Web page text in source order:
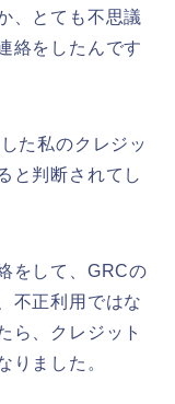
、とても不思議
絡をしたんです
た私のクレジッ
と判断されてし
をして、GRCの
不正利用ではな
ら、クレジット
りました。